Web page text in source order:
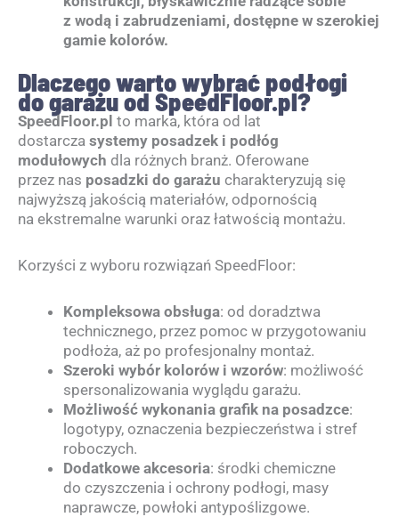
z wodą i zabrudzeniami, dostępne w szerokiej
gamie kolorów.
Dlaczego warto wybrać podłogi
do garażu od SpeedFloor.pl?
SpeedFloor.pl to marka, która od lat
dostarcza systemy posadzek i podłóg
modułowych dla różnych branż. Oferowane
przez nas posadzki do garażu charakteryzują się
najwyższą jakością materiałów, odpornością
na ekstremalne warunki oraz łatwością montażu.
Korzyści z wyboru rozwiązań SpeedFloor:
Kompleksowa obsługa: od doradztwa
technicznego, przez pomoc w przygotowaniu
podłoża, aż po profesjonalny montaż.
Szeroki wybór kolorów i wzorów: możliwość
spersonalizowania wyglądu garażu.
Możliwość wykonania grafik na posadzce:
logotypy, oznaczenia bezpieczeństwa i stref
roboczych.
Dodatkowe akcesoria: środki chemiczne
do czyszczenia i ochrony podłogi, masy
naprawcze, powłoki antypoślizgowe.